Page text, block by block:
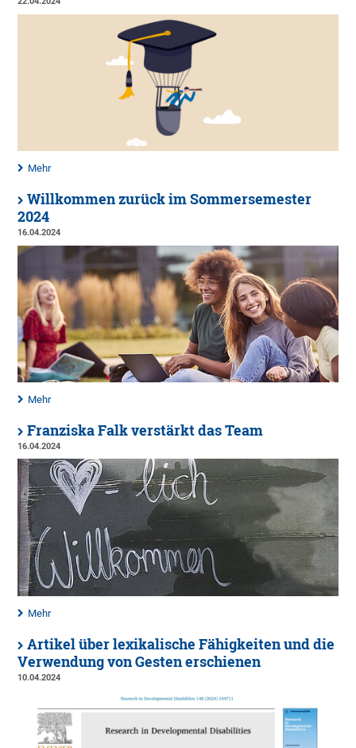
Mehr
Willkommen zurück im Sommersemester
2024
16.04.2024
Mehr
Franziska Falk verstärkt das Team
16.04.2024
Mehr
Artikel über lexikalische Fähigkeiten und die
Verwendung von Gesten erschienen
10.04.2024